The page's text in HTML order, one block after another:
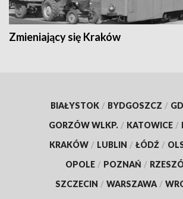
Zmieniający się Kraków
BIAŁYSTOK / BYDGOSZCZ /
GORZÓW WLKP. / KATOWICE /
KRAKÓW / LUBLIN / ŁÓDŹ /
OPOLE / POZNAŃ /
SZCZECIN / WARSZAWA /